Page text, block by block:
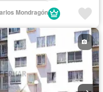
Estacionamiento
Recámara con closet
Terraza
Wifi
Mondragón